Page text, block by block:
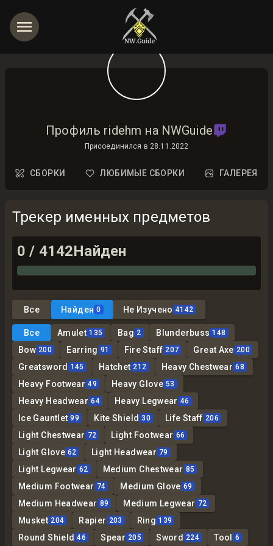
Профиль ridehm на NWGuide
Присоединился в 28.11.2022
СБОРКИ ЛЮБИМЫЕ СБОРКИ ГАЛЕРЕЯ
Трекер именных предметов
0 / 4142Найден
Все Найден 0 Не Изучено 4142
Все Amulet 135 Bag 2 Blunderbuss 148
Bow 200 Earring 91 Fire Staff 207 Great Axe 200
Greatsword 145 Hatchet 212 Heavy Chestwear 68
Heavy Footwear 49 Heavy Glove 53
Heavy Headwear 64 Heavy Legwear 46
Ice Gauntlet 99 Kite Shield 30 Life Staff 206
Light Chestwear 72 Light Footwear 66
Light Glove 62 Light Headwear 79
Light Legwear 62 Medium Chestwear 85
Medium Footwear 74 Medium Glove 69
Medium Headwear 89 Medium Legwear 72
Musket 204 Rapier 203 Ring 139
Round Shield 46 Spear 205 Sword 224 Tool 6